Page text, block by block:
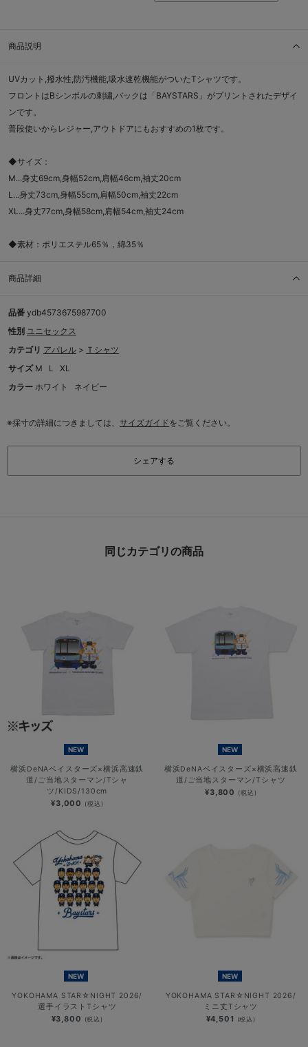
商品説明
UVカット,撥水性,防汚機能,吸水速乾機能がついたTシャツです。
フロントはBシンボルの刺繍,バックは「BAYSTARS」がプリントされたデザイ
ンです。
普段使いからレジャー,アウトドアにもおすすめの1枚です。
◆サイズ：
M...身丈69cm,身幅52cm,肩幅46cm,袖丈20cm
L...身丈73cm,身幅55cm,肩幅50cm,袖丈22cm
XL...身丈77cm,身幅58cm,肩幅54cm,袖丈24cm
◆素材：ポリエステル65％，綿35％
商品詳細
品番 ydb4573675987700
性別 ユニセックス
カテゴリ アパレル > Ｔシャツ
サイズ M L
XL
カラー ホワイト ネイビー
※採寸の詳細につきましては、 サイズガイドをご覧ください。
シェアする
同じカテゴリの商品
NEW
横浜DeNAベイスターズ×横浜高速鉄
道/ご当地スターマン/Tシャ
ツ/KIDS/130cm
¥3,000 (税込)
NEW
横浜DeNAベイスターズ×横浜高速鉄
道/ご当地スターマン/Tシャツ
¥3,800 (税込)
NEW
YOKOHAMA STAR☆NIGHT 2026/
選手イラストTシャツ
¥3,800 (税込)
NEW
YOKOHAMA STAR☆NIGHT 2026/
ミニ丈Tシャツ
¥4,501 (税込)